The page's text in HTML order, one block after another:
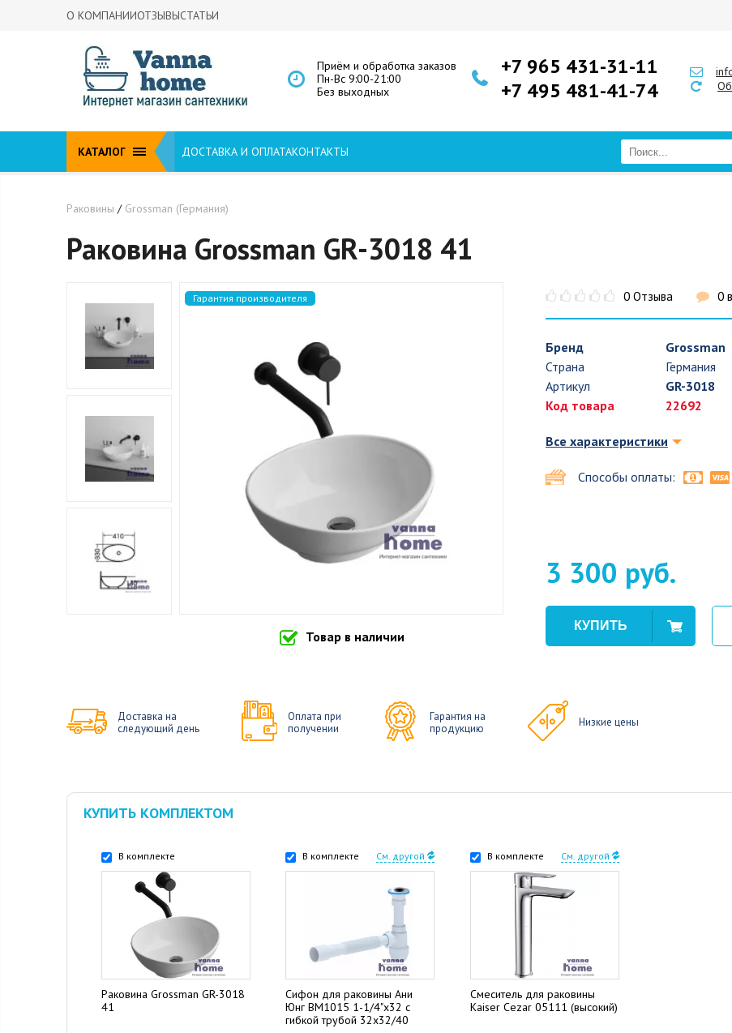
О КОМПАНИИОТЗЫВЫСТАТЬИ
Приём и обработка заказов
Пн-Вс 9:00-21:00
Без выходных
+7 965 431-31-11
+7 495 481-41-74
КАТАЛОГ ДОСТАВКА И ОПЛАТАКОНТАКТЫ
Раковины / Grossman (Германия)
Раковина Grossman GR-3018 41
Гарантия производителя
Товар в наличии
0 Отзыва 0
Бренд
Grossman
Страна
Германия
Артикул
GR-3018
Код товара
22692
Все характеристики
Способы оплаты:
3 300 руб.
Доставка на
следующий день
Оплата при
получении
Гарантия на
продукцию
Низкие цены
КУПИТЬ КОМПЛЕКТОМ
В комплекте
Раковина Grossman GR-3018
41
В комплекте См. другой
Сифон для раковины Ани
Юнг ВМ1015 1-1/4"x32 с
гибкой трубой 32x32/40
В комплекте См. другой
Смеситель для раковины
Kaiser Cezar 05111 (высокий)